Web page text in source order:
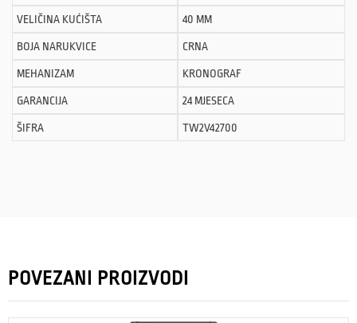
VELIČINA KUĆIŠTA 40 MM
BOJA NARUKVICE CRNA
MEHANIZAM KRONOGRAF
GARANCIJA 24 MJESECA
ŠIFRA TW2V42700
POVEZANI PROIZVODI